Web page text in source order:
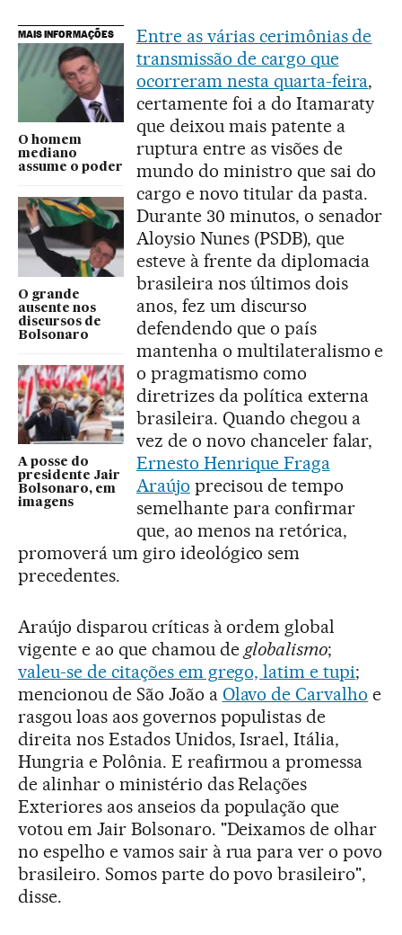
MAIS INFORMAÇÕES
O homem
mediano
assume o poder
O grande
ausente nos
discursos de
Bolsonaro
A posse do
presidente Jair
Bolsonaro, em
imagens
Entre as várias cerimônias de
transmissão de cargo que
ocorreram nesta quarta-feira,
certamente foi a do Itamaraty
que deixou mais patente a
ruptura entre as visões de
mundo do ministro que sai do
cargo e novo titular da pasta.
Durante 30 minutos, o senador
Aloysio Nunes (PSDB), que
esteve à frente da diplomacia
brasileira nos últimos dois
anos, fez um discurso
defendendo que o país
mantenha o multilateralismo e
o pragmatismo como
diretrizes da política externa
brasileira. Quando chegou a
vez de o novo chanceler falar,
Ernesto Henrique Fraga
Araújo precisou de tempo
semelhante para confirmar
que, ao menos na retórica,
promoverá um giro ideológico sem
precedentes.
Araújo disparou críticas à ordem global
vigente e ao que chamou de globalismo;
valeu-se de citações em grego, latim e tupi;
mencionou de São João a Olavo de Carvalho e
rasgou loas aos governos populistas de
direita nos Estados Unidos, Israel, Itália,
Hungria e Polônia. E reafirmou a promessa
de alinhar o ministério das Relações
Exteriores aos anseios da população que
votou em Jair Bolsonaro. "Deixamos de olhar
no espelho e vamos sair à rua para ver o povo
brasileiro. Somos parte do povo brasileiro",
disse.